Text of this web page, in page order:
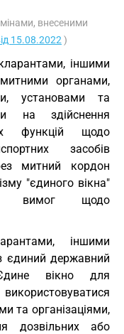
внесеними
15.08.2022 )
іншими
органами,
установами та
на здійснення
функцій щодо
засобів
митний кордон
"єдиного вікна"
вимог щодо
іншими
єдиний державний
вікно для
та організаціями,
дозвільних або